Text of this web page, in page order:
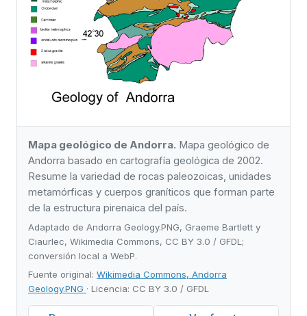
Mapa geológico de Andorra. Mapa geológico de
Andorra basado en cartografía geológica de 2002.
Resume la variedad de rocas paleozoicas, unidades
metamórficas y cuerpos graníticos que forman parte
de la estructura pirenaica del país.
Adaptado de Andorra Geology.PNG, Graeme Bartlett y
Ciaurlec, Wikimedia Commons, CC BY 3.0 / GFDL;
conversión local a WebP.
Fuente original: Wikimedia Commons, Andorra
Geology.PNG · Licencia: CC BY 3.0 / GFDL